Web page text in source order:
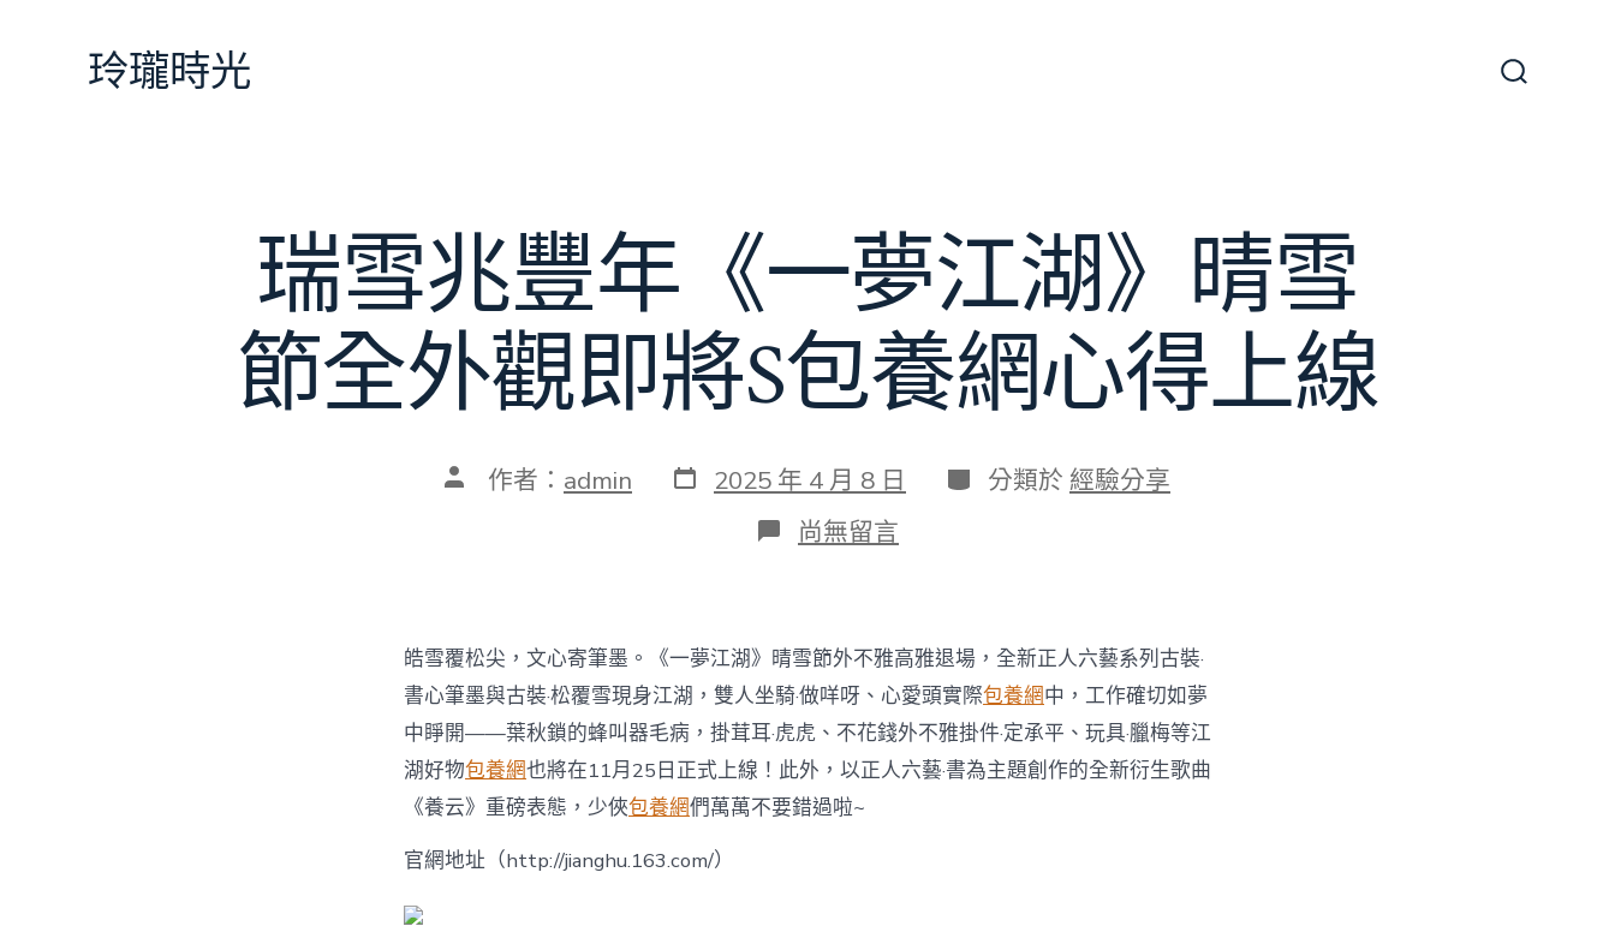
玲瓏時光
瑞雪兆豐年《一夢江湖》晴雪
節全外觀即將S包養網心得上線
文 作者： admin 發
表
2025 年 4 月 8 日 分
類
分類於 經驗分享
在
〈瑞
年
《一
夢
江
湖》
晴
雪
節
尚無留言
皓雪覆松尖，文心寄筆墨。《一夢江湖》晴雪節外不雅高雅退場，全新正人六藝系列古裝·
書心筆墨與古裝·松覆雪現身江湖，雙人坐騎·做咩呀、心愛頭實際包養網中，工作確切如夢
中睜開——葉秋鎖的蜂叫器毛病，掛茸耳·虎虎、不花錢外不雅掛件·定承平、玩具·臘梅等江
湖好物包養網也將在11月25日正式上線！此外，以正人六藝·書為主題創作的全新衍生歌曲
《養云》重磅表態，少俠包養網們萬萬不要錯過啦~
官網地址（http://jianghu.163.com/）